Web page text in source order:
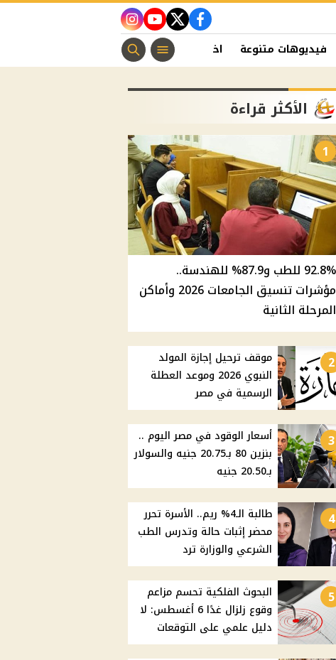
facebook
twitter
youtube
instagram
فيديوهات متنوعة اخبار الفن منوعات مسيحية
الأكثر قراءة
1
92.8% للطب و87.9% للهندسة..
مؤشرات تنسيق الجامعات 2026 وأماكن
المرحلة الثانية
2
موقف ترحيل إجازة المولد
النبوي 2026 وموعد العطلة
الرسمية في مصر
3
أسعار الوقود في مصر اليوم ..
بنزين 80 بـ20.75 جنيه والسولار
بـ20.50 جنيه
4
طالبة الـ4% ريم.. الأسرة تحرر
محضر إثبات حالة وتدرس الطب
الشرعي والوزارة ترد
5
البحوث الفلكية تحسم مزاعم
وقوع زلزال غدًا 6 أغسطس: لا
دليل علمي على التوقعات